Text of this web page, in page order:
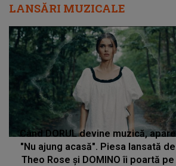
LANSĂRI MUZICALE
Când DORUL devine muzică, apare
"Nu ajung acasă". Piesa lansată de
Theo Rose și DOMINO îi poartă pe